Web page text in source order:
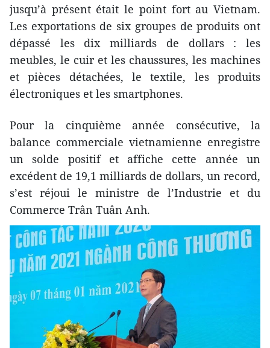
jusqu’à présent était le point fort au Vietnam.
Les exportations de six groupes de produits ont
dépassé les dix milliards de dollars : les
meubles, le cuir et les chaussures, les machines
et pièces détachées, le textile, les produits
électroniques et les smartphones.
Pour la cinquième année consécutive, la
balance commerciale vietnamienne enregistre
un solde positif et affiche cette année un
excédent de 19,1 milliards de dollars, un record,
s’est réjoui le ministre de l’Industrie et du
Commerce Trân Tuân Anh.